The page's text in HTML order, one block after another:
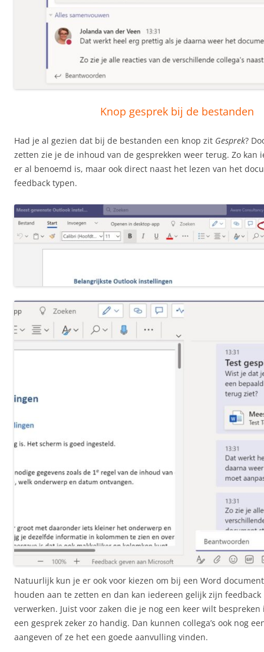
Knop gesprek bij de bestanden
Had je al gezien dat bij de bestanden een knop zit Gesprek?
zetten zie je de inhoud van de gesprekken weer terug. Zo kan
er al benoemd is, maar ook direct naast het lezen van het
feedback typen.
Natuurlijk kun je er ook voor kiezen om bij een Word
houden aan te zetten en dan kan iedereen gelijk zijn
verwerken. Juist voor zaken die je nog een keer wilt
een gesprek zeker zo handig. Dan kunnen collega’s ook nog
aangeven of ze het een goede aanvulling vinden.